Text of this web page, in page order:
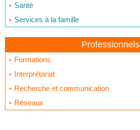
Santé
Services à la famille
Professionnels
Formations
Interprétariat
Recherche et communication
Réseaux